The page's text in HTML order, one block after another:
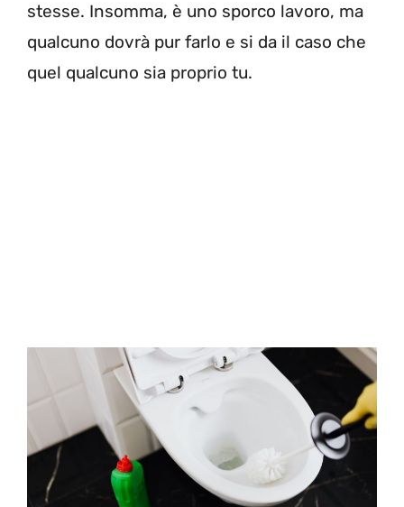
stesse. Insomma, è uno sporco lavoro, ma
qualcuno dovrà pur farlo e si da il caso che
quel qualcuno sia proprio tu.